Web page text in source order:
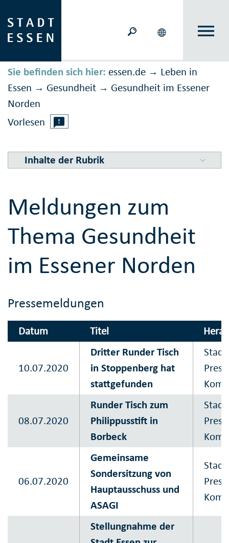
Sie befinden sich hier: essen.de → Leben in
Essen → Gesundheit → Gesundheit im Essener
Norden
Vorlesen
Inhalte der Rubrik
Meldungen zum
Thema Gesundheit
im Essener Norden
Pressemeldungen
Datum Titel
10.07.2020
Dritter Runder Tisch
in Stoppenberg hat
stattgefunden
Stadt
08.07.2020
Runder Tisch zum
Philippusstift in
Borbeck
Stadt
06.07.2020
Gemeinsame
Sondersitzung von
Hauptausschuss und
ASAGI
Stadt
Stellungnahme der